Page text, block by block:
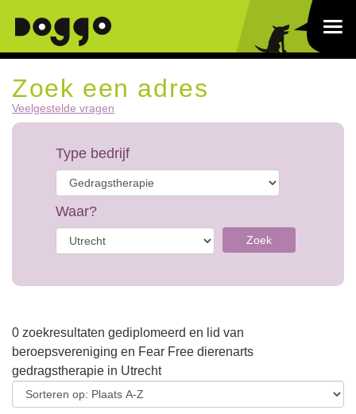
Zoek een adres
Veelgestelde vragen
Type bedrijf
Waar?
Zoek
0 zoekresultaten gediplomeerd en lid van
beroepsvereniging en Fear Free dierenarts
gedragstherapie in Utrecht